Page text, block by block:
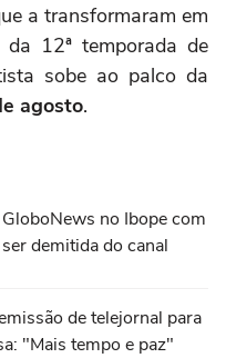
a transformaram em
12ª temporada de
sobe ao palco da
agosto.
no Ibope com
demitida do canal
de telejornal para
"Mais tempo e paz"